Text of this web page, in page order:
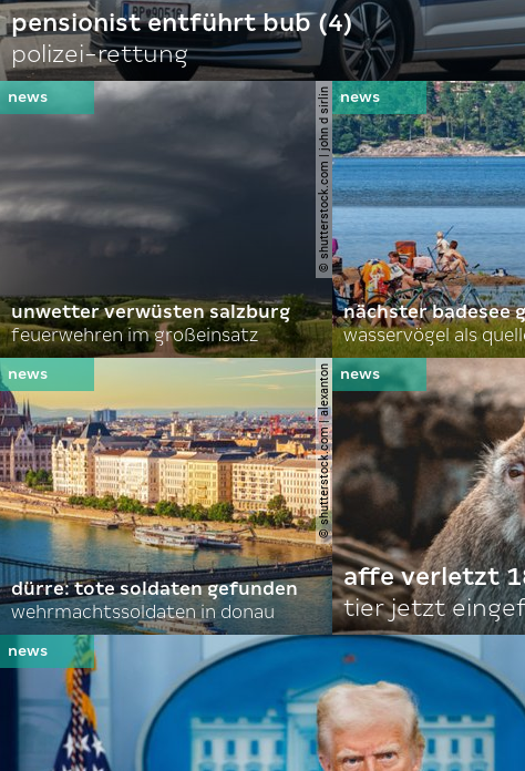
pensionist entführt bub (4)
polizei-rettung
© shutterstock.com | john d sirlin
unwetter verwüsten salzburg
feuerwehren im großeinsatz
nächster badesee
wasservögel als
© shutterstock.com | alexanton
dürre: tote soldaten gefunden
wehrmachtssoldaten in donau
affe verletzt
tier jetzt